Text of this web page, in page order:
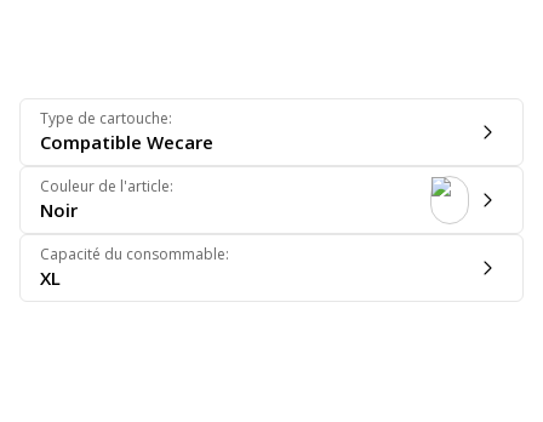
Type de cartouche:
Compatible Wecare
Couleur de l'article:
Noir
Capacité du consommable:
XL